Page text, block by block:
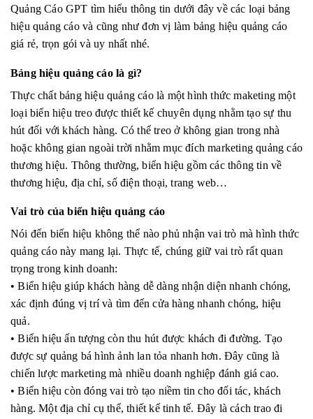
g
a
o
n
Quảng Cáo GPT tìm hiểu thông tin dưới đây về các loại bảng
hiệu quảng cáo và cũng như đơn vị làm bảng hiệu quảng cáo
giá rẻ, trọn gói và uy nhất nhé.
Bảng hiệu quảng cáo là gì?
Thực chất bảng hiệu quảng cáo là một hình thức maketing một
loại biển hiệu treo được thiết kế chuyên dụng nhằm tạo sự thu
hút đối với khách hàng. Có thể treo ở không gian trong nhà
hoặc không gian ngoài trời nhằm mục đích marketing quảng cáo
thương hiệu. Thông thường, biển hiệu gồm các thông tin về
thương hiệu, địa chỉ, số điện thoại, trang web…
Vai trò của biển hiệu quảng cáo
Nói đến biển hiệu không thể nào phủ nhận vai trò mà hình thức
quảng cáo này mang lại. Thực tế, chúng giữ vai trò rất quan
trọng trong kinh doanh:
• Biển hiệu giúp khách hàng dễ dàng nhận diện nhanh chóng,
xác định đúng vị trí và tìm đến cửa hàng nhanh chóng, hiệu
quả.
• Biển hiệu ấn tượng còn thu hút được khách đi đường. Tạo
được sự quảng bá hình ảnh lan tỏa nhanh hơn. Đây cũng là
chiến lược marketing mà nhiều doanh nghiệp đánh giá cao.
• Biển hiệu còn đóng vai trò tạo niềm tin cho đối tác, khách
hàng. Một địa chỉ cụ thể, thiết kế tinh tế. Đây là cách trao đi